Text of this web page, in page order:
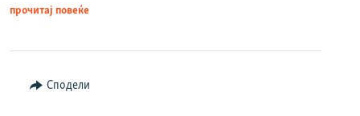
прочитај повеќе
Сподели